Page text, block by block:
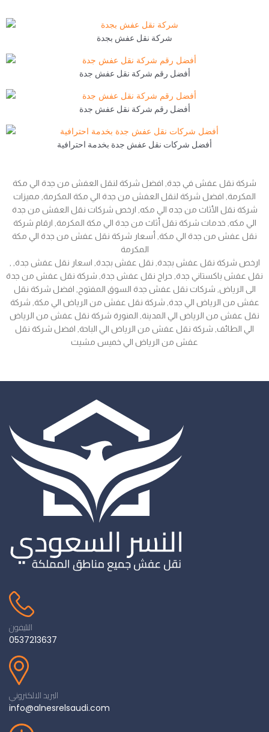
شركة نقل عفش بجدة
أفضل رقم شركة نقل عفش جدة
أفضل رقم شركة نقل عفش جدة
أفضل شركات نقل عفش جدة بخدمة احترافية
شركة نقل عفش في جدة, افضل شركة لنقل العفش من جدة الي مكة
المكرمة, افضل شركة لنقل العفش من جدة الي مكة المكرمة, مميزات
شركة نقل الأثاث من جده الي مكه, ارخص شركات نقل العفش من جدة
الي مكه, خدمات شركة نقل أثاث من جدة الي مكة المكرمة, ارقام شركة
نقل عفش من جدة الي مكة, أسعار شركة نقل عفش من جدة الي مكة
المكرمة
نقل عفش باكستاني جدة, حراج نقل عفش جدة, شركة نقل عفش من جدة
الى الرياض, شركات نقل عفش جدة السوق المفتوح, افضل شركة نقل
عفش من الرياض الي جدة, شركة نقل عفش من الرياض الي مكة, شركة
نقل عفش من الرياض الي المدينة, المنورة شركة نقل عفش من الرياض
الي الطائف, شركة نقل عفش من الرياض الي الباحة, افضل شركة نقل
عفش من الرياض الي خميس مشيت
التليفون
0537213637
البريد الالكتروني
info@alnesrelsaudi.com